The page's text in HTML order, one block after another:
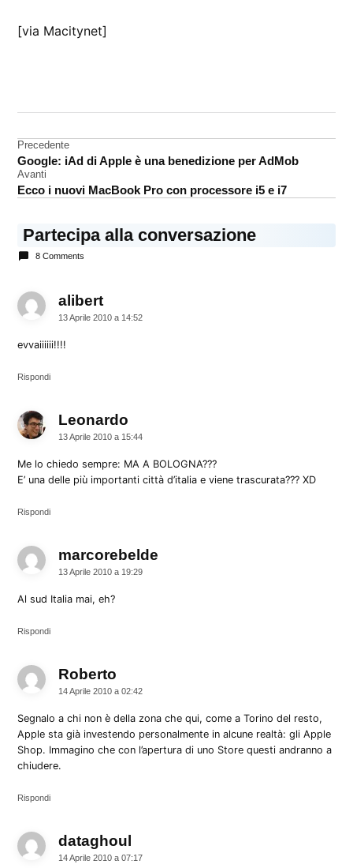
[via Macitynet]
Bergamo
Navigazione
articoli
Precedente
Google: iAd di Apple è una benedizione per AdMob
Avanti
Ecco i nuovi MacBook Pro con processore i5 e i7
Partecipa alla conversazione
8 Comments
alibertdice:
13 Aprile 2010 a 14:52
evvaiiiiii!!!!
Rispondi
Leonardo
13 Aprile 2010 a 15:44
Me lo chiedo sempre: MA A BOLOGNA???
E’ una delle più importanti città d’italia e viene trascurata??? XD
Rispondi
marcorebelde
13 Aprile 2010 a 19:29
Al sud Italia mai, eh?
Rispondi
Roberto
14 Aprile 2010 a 02:42
Segnalo a chi non è della zona che qui, come a Torino del resto,
Apple sta già investendo personalmente in alcune realtà: gli Apple
Shop. Immagino che con l’apertura di uno Store questi andranno a
chiudere.
Rispondi
dataghoul
14 Aprile 2010 a 07:17